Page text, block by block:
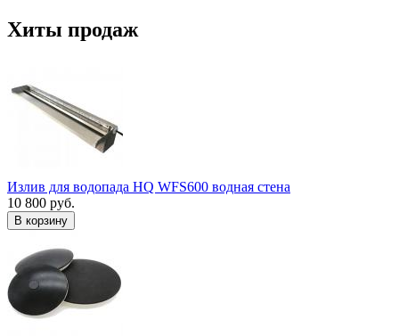
Хиты продаж
Излив для водопада HQ WFS600 водная стена
10 800 руб.
В корзину